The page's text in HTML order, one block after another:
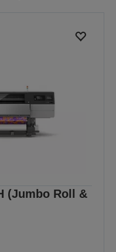
(Jumbo Roll &